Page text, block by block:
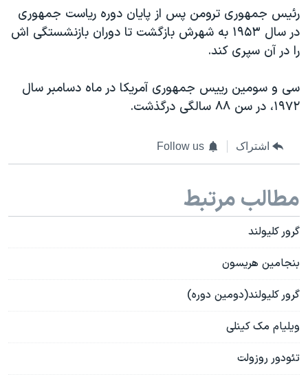
رئيس جمهوری ترومن پس از پایان دوره ریاست جمهوری
در سال ۱۹۵۳ به شهرش بازگشت تا دوران بازنشستگی اش
را در آن سپری کند.
سی و سومین رییس جمهوری آمریکا در ماه دسامبر سال
۱۹۷۲، در سن ۸۸ سالگی درگذشت.
اشتراک Follow us
مطالب مرتبط
گرور کلیولند
بنجامین هریسون
گرور کلیولند(دومین دوره)
ویلیام مک کینلی
تئودور روزولت